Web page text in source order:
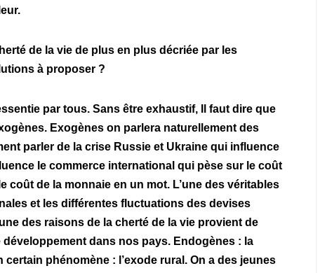
de la vie de plus en plus décriée par les
à proposer ?
par tous. Sans être exhaustif, Il faut dire que
Exogènes on parlera naturellement des
parler de la crise Russie et Ukraine qui influence
le commerce international qui pèse sur le coût
de la monnaie en un mot. L’une des véritables
et les différentes fluctuations des devises
des raisons de la cherté de la vie provient de
dans nos pays. Endogènes : la
phénomène : l’exode rural. On a des jeunes